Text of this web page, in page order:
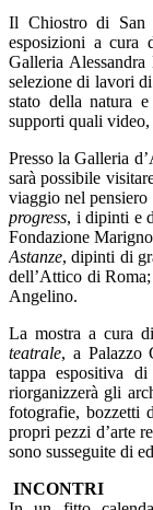
Il Chiostro di San
esposizioni a cura
Galleria
selezione di lavori
stato della natura
supporti quali
Presso la Galleria
sarà possibile
viaggio nel
progress, i dipinti e
Fondazione
Astanze, dipinti di
dell’Attico di
Angelino.
La mostra a cura di
teatrale, a Palazzo
tappa espositiva
riorganizzerà gli
fotografie, bozzetti
propri pezzi d’arte
sono susseguite di
INCONTRI